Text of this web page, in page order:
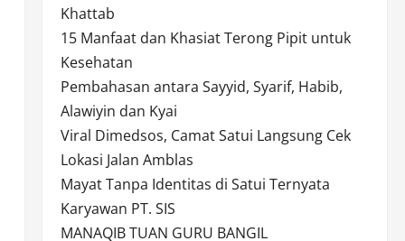
Khattab
15 Manfaat dan Khasiat Terong Pipit untuk
Kesehatan
Pembahasan antara Sayyid, Syarif, Habib,
Alawiyin dan Kyai
Viral Dimedsos, Camat Satui Langsung Cek
Lokasi Jalan Amblas
Mayat Tanpa Identitas di Satui Ternyata
Karyawan PT. SIS
MANAQIB TUAN GURU BANGIL